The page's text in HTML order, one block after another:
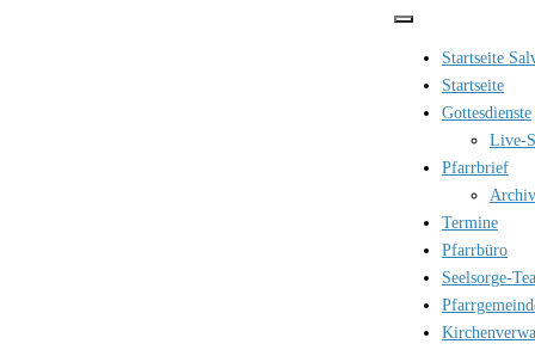
Startseite
Startseite
Gottesdienste
Live-
Pfarrbrief
Termine
Pfarrbüro
Seelsorge-